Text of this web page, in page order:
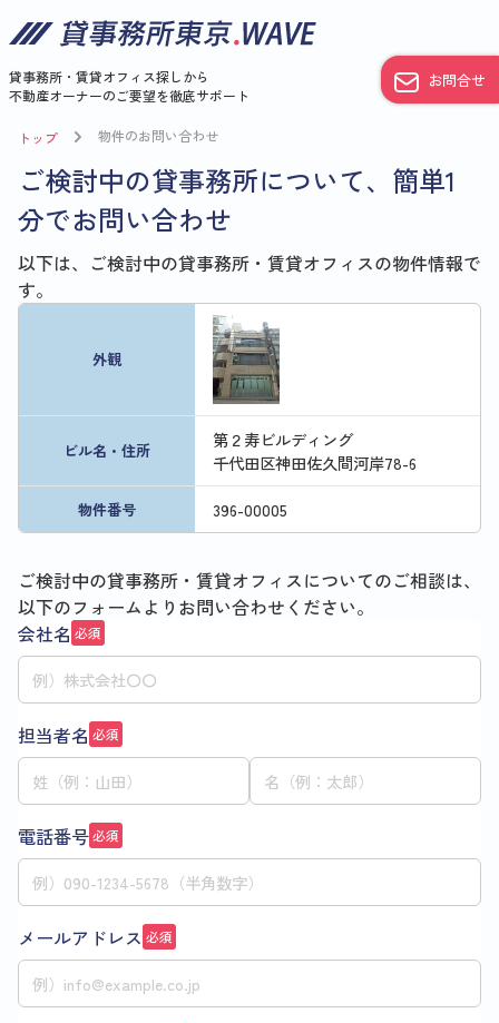
貸事務所・賃貸オフィス探しから
不動産オーナーのご要望を徹底サポート
お問合せ
トップ 物件のお問い合わせ
ご検討中の貸事務所について、簡単1
分でお問い合わせ
以下は、ご検討中の貸事務所・賃貸オフィスの物件情報で
す。
外観
ビル名・住所
第２寿ビルディング
千代田区神田佐久間河岸78-6
物件番号 396-00005
ご検討中の貸事務所・賃貸オフィスについてのご相談は、
以下のフォームよりお問い合わせください。
会社名 必須
担当者名 必須
電話番号必須
メールアドレス 必須